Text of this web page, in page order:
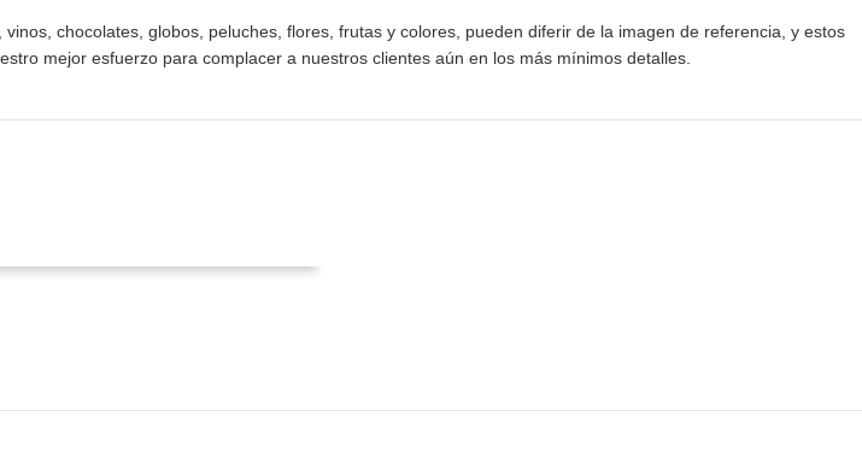
chocolates, globos, peluches, flores, frutas y colores, pueden diferir de la imagen de referencia, y estos
mejor esfuerzo para complacer a nuestros clientes aún en los más mínimos detalles.